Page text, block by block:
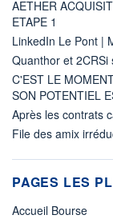
AETHER
ETAPE 1
LinkedIn Le Pont |
Quanthor et 2CRSi
C'EST LE
SON POTENTIEL
Après les contrats
File des amix
PAGES LES
Accueil Bourse